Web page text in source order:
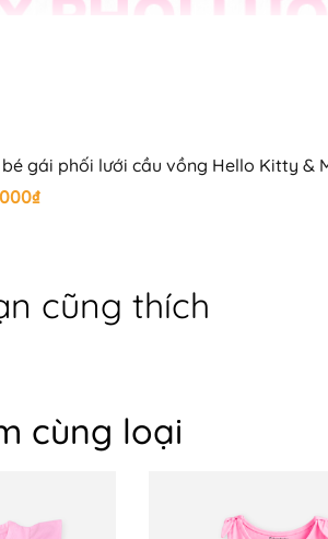
gái phối lưới cầu vồng Hello Kitty &
cũng thích
cùng loại